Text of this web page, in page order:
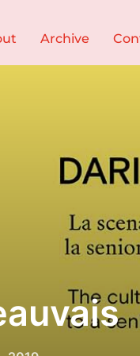
Archive